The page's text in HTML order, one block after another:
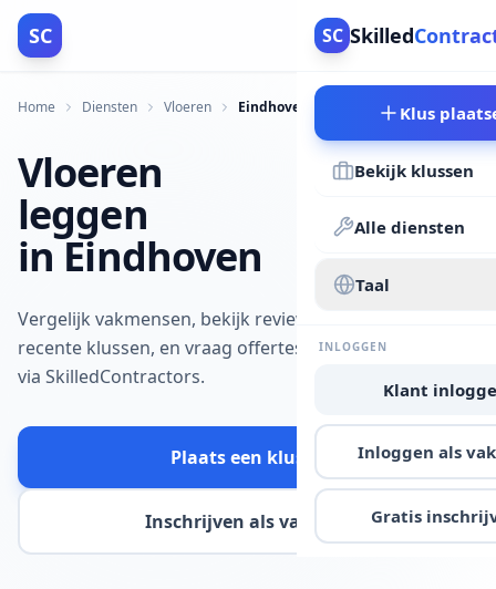
SC SC Skilled
Klus
Bekijk klussen
Alle diensten
Taal
INLOGGEN
Klant
Inloggen als
Gratis
Home Diensten Vloeren Eindhoven
Vloeren
leggen
in Eindhoven
Vergelijk vakmensen, bekijk reviews en
recente klussen, en vraag offertes aan
via SkilledContractors.
Plaats een klus
Inschrijven als vakman